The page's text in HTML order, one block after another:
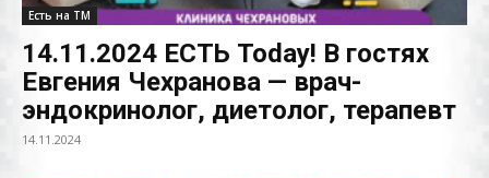
Есть на ТМ
14.11.2024 ЕСТЬ Today! В гостях
Евгения Чехранова — врач-
эндокринолог, диетолог, терапевт
14.11.2024